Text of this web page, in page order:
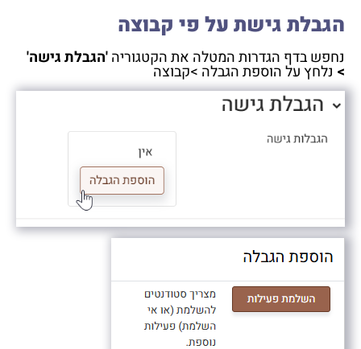
הגבלת גישת על פי קבוצה
נחפש בדף הגדרות המטלה את הקטגוריה'הגבלת גישה'
>נלחץ על הוספת הגבלה >קבוצה